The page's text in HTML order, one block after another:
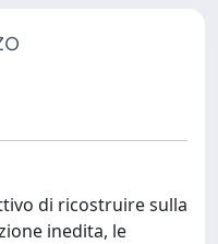
di ricostruire sulla
inedita, le